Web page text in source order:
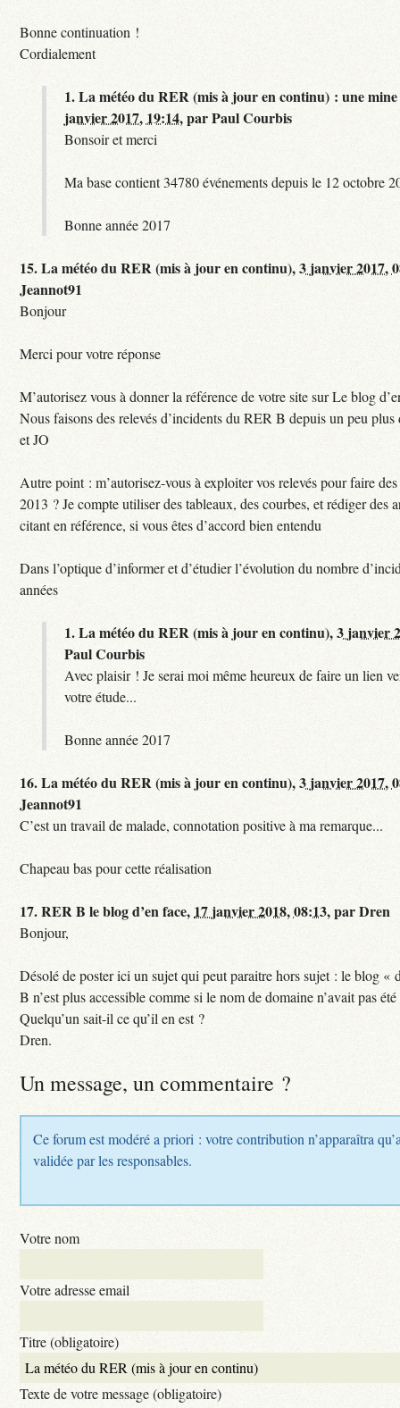
Bonne continuation !
Cordialement
1.La météo du RER (mis à jour en continu) : une
janvier 2017, 19:14,parPaul Courbis
Bonsoir et merci
Ma base contient 34780 événements depuis le 12 octobre
Bonne année 2017
15.La météo du RER (mis à jour en continu),3 janvier 2017,
Jeannot91
Bonjour
Merci pour votre réponse
M’autorisez vous à donner la référence de votre site sur Le blog
Nous faisons des relevés d’incidents du RER B depuis un peu
et JO
Autre point : m’autorisez-vous à exploiter vos relevés pour faire
2013 ? Je compte utiliser des tableaux, des courbes, et rédiger des
citant en référence, si vous êtes d’accord bien entendu
Dans l’optique d’informer et d’étudier l’évolution du nombre
années
1.La météo du RER (mis à jour en continu),3 janvier
Paul Courbis
Avec plaisir ! Je serai moi même heureux de faire un lien
votre étude...
Bonne année 2017
16.La météo du RER (mis à jour en continu),3 janvier 2017,
Jeannot91
C’est un travail de malade, connotation positive à ma remarque...
Chapeau bas pour cette réalisation
17.RER B le blog d’en face, 17 janvier 2018, 08:13,parDren
Bonjour,
Désolé de poster ici un sujet qui peut paraitre hors sujet : le blog «
B n’est plus accessible comme si le nom de domaine n’avait pas
Quelqu’un sait-il ce qu’il en est ?
Dren.
Un message, un commentaire ?
Ce forum est modéré a priori : votre contribution n’apparaîtra
validée par les responsables.
Votre nom
Votre adresse email
Titre (obligatoire)
Texte de votre message (obligatoire)